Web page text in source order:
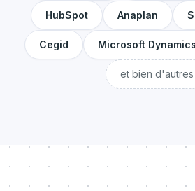
HubSpot Anaplan
Cegid Microsoft
et bien d'autres